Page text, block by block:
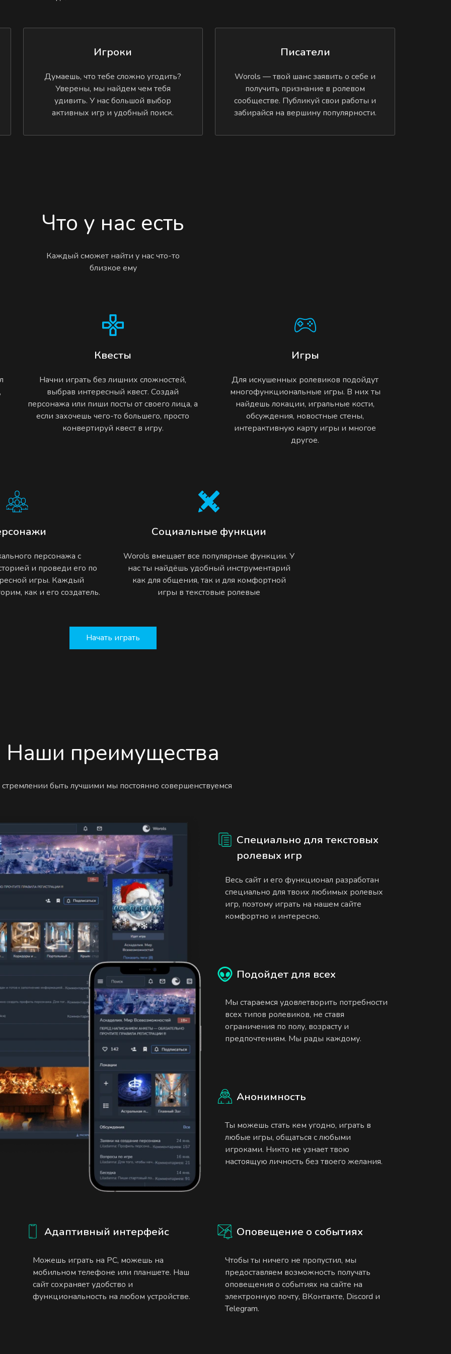
Игроки
Думаешь, что тебе сложно угодить?
Уверены, мы найдем чем тебя
удивить. У нас большой выбор
активных игр и удобный поиск.
Писатели
Worols — твой шанс заявить о себе и
получить признание в ролевом
сообществе. Публикуй свои работы и
забирайся на вершину популярности.
Что у нас есть
Каждый сможет найти у нас что-то
близкое ему
Квесты
Начни играть без лишних сложностей,
выбрав интересный квест. Создай
персонажа или пиши посты от своего лица, а
если захочешь чего-то большего, просто
конвертируй квест в игру.
Игры
Для искушенных ролевиков подойдут
многофункциональные игры. В них ты
найдешь локации, игральные кости,
обсуждения, новостные стены,
интерактивную карту игры и многое
другое.
персонажа с
и проведи его по
игры. Каждый
как и его создатель.
Социальные функции
Worols вмещает все популярные функции. У
нас ты найдёшь удобный инструментарий
как для общения, так и для комфортной
игры в текстовые ролевые
Начать играть
Наши преимущества
быть лучшими мы постоянно совершенствуемся
Специально для текстовых
ролевых игр
Весь сайт и его функционал разработан
специально для твоих любимых ролевых
игр, поэтому играть на нашем сайте
комфортно и интересно.
Подойдет для всех
Мы стараемся удовлетворить потребности
всех типов ролевиков, не ставя
ограничения по полу, возрасту и
предпочтениям. Мы рады каждому.
Анонимность
Ты можешь стать кем угодно, играть в
любые игры, общаться с любыми
игроками. Никто не узнает твою
настоящую личность без твоего желания.
Адаптивный интерфейс
Можешь играть на PC, можешь на
мобильном телефоне или планшете. Наш
сайт сохраняет удобство и
функциональность на любом устройстве.
Оповещение о событиях
Чтобы ты ничего не пропустил, мы
предоставляем возможность получать
оповещения о событиях на сайте на
электронную почту, ВКонтакте, Discord и
Telegram.